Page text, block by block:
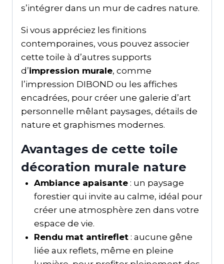
s’intégrer dans un mur de cadres nature.
Si vous appréciez les finitions
contemporaines, vous pouvez associer
cette toile à d’autres supports
d’impression murale, comme
l’impression DIBOND ou les affiches
encadrées, pour créer une galerie d’art
personnelle mêlant paysages, détails de
nature et graphismes modernes.
Avantages de cette toile
décoration murale nature
Ambiance apaisante: un paysage
forestier qui invite au calme, idéal pour
créer une atmosphère zen dans votre
espace de vie.
Rendu mat antireflet: aucune gêne
liée aux reflets, même en pleine